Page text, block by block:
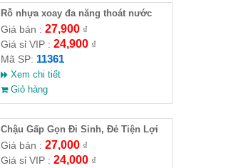
Rỗ nhựa xoay đa năng thoát nước
Giá bán : 27,900₫
Giá sỉ VIP : 24,900₫
Mã SP: 11361
Xem chi tiết
Giỏ hàng
Chậu Gấp Gọn Đi Sinh, Đẻ Tiện Lợi
32cm
Giá bán : 27,000₫
Giá sỉ VIP : 24,000₫